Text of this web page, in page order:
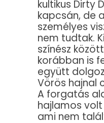
kultikus Dirty
kapcsán, de
személyes
nem tudtak.
színész
korábban is
együtt
Vörös hajnal
A forgatás
hajlamos
ami nem